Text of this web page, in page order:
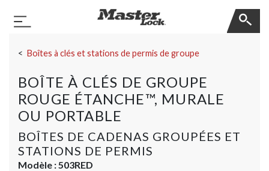
Basculer la navigation
Boîtes à clés et stations de permis de groupe
BOÎTE À CLÉS DE GROUPE
ROUGE ÉTANCHE™, MURALE
OU PORTABLE
BOÎTES DE CADENAS GROUPÉES ET
STATIONS DE PERMIS
Modèle :503RED